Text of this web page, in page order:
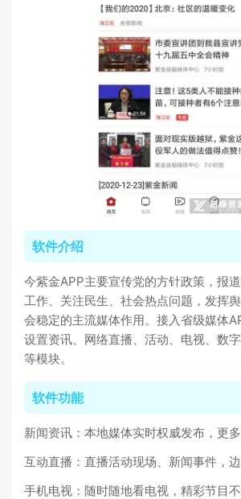
软件介绍
今紫金APP主要宣传党的方针政策，报
工作、关注民生、社会热点问题，发挥
会稳定的主流媒体作用。接入省级媒体
设置资讯、网络直播、活动、电视、数
等模块。
软件功能
新闻资讯：本地媒体实时权威发布，更
互动直播：直播活动现场、新闻事件，
手机电视：随时随地看电视，精彩节目